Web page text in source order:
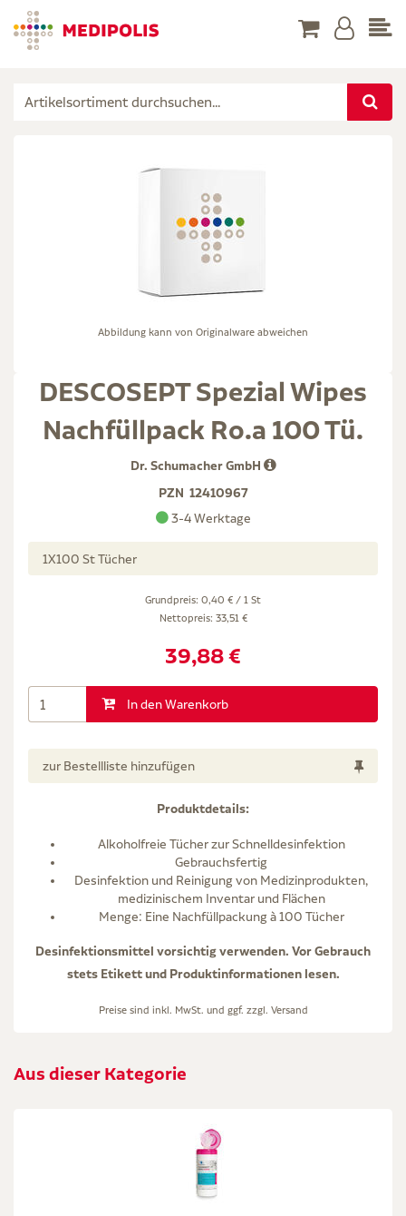
Abbildung kann von Originalware abweichen
DESCOSEPT Spezial Wipes
Nachfüllpack Ro.a 100 Tü.
Dr. Schumacher GmbH
PZN 12410967
3-4 Werktage
1X100 St Tücher
Grundpreis: 0,40 € / 1 St
Nettopreis: 33,51 €
39,88 €
In den Warenkorb
zur Bestellliste hinzufügen
Produktdetails:
Alkoholfreie Tücher zur Schnelldesinfektion
Gebrauchsfertig
Desinfektion und Reinigung von Medizinprodukten,
medizinischem Inventar und Flächen
Menge: Eine Nachfüllpackung à 100 Tücher
Desinfektionsmittel vorsichtig verwenden. Vor Gebrauch
stets Etikett und Produktinformationen lesen.
Preise sind inkl. MwSt. und ggf. zzgl. Versand
Aus dieser Kategorie